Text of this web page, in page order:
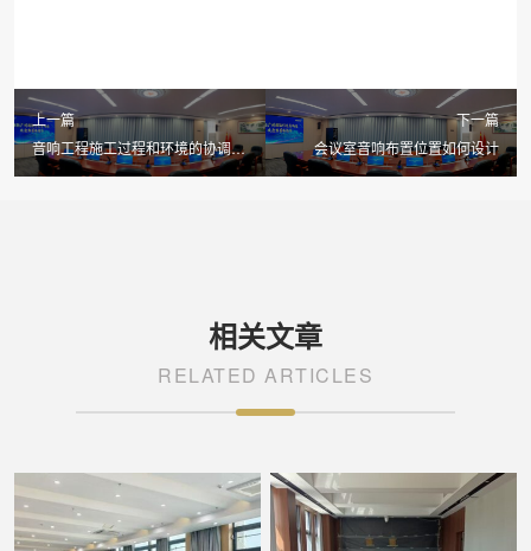
上一篇
音响工程施工过程和环境的协调影
响
下一篇
会议室音响布置位置如何设计
相关文章
RELATED ARTICLES